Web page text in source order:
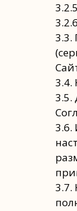
3.3.
3.4.
3.5.
3.6.
3.7.